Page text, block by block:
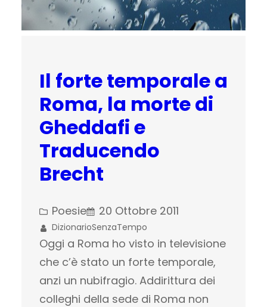
Il forte temporale a
Roma, la morte di
Gheddafi e
Traducendo
Brecht
Poesie 20 Ottobre 2011
DizionarioSenzaTempo
Oggi a Roma ho visto in televisione
che c’è stato un forte temporale,
anzi un nubifragio. Addirittura dei
colleghi della sede di Roma non